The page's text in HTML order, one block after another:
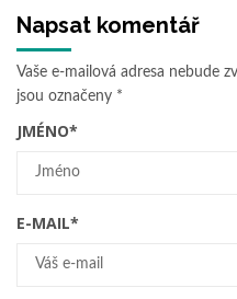
Napsat komentář
Vaše e-mailová adresa nebude
jsou označeny *
JMÉNO*
E-MAIL*